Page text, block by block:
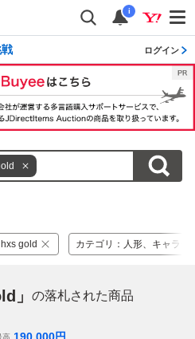
i
ログイン
gold カテゴリ ： 人形、キャラク
」 の落札された商品
高 190,000円